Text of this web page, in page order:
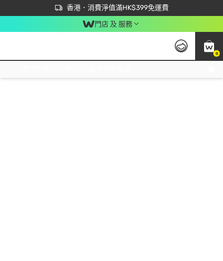
香港．消費淨值滿HK$399免運費
立即成為易賞錢會員盡享獨家優惠
首次APP下單買滿$450 輸入 NEWAPP 即減$50
門店 及 服務
0